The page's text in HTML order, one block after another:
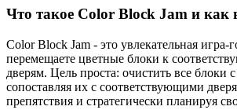
Что такое Color Block Jam и как
Color Block Jam - это увлекательная игра-
перемещаете цветные блоки к
дверям. Цель проста: очистить все блоки
сопоставляя их с соответствующими
препятствия и стратегически планируя